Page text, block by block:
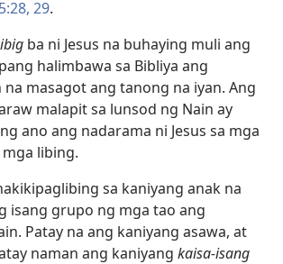
29.
ibig ba ni Jesus na buhaying muli ang
halimbawa sa Bibliya ang
masagot ang tanong na iyan. Ang
malapit sa lunsod ng Nain ay
ano ang nadarama ni Jesus sa mga
libing.
sa kaniyang anak na
isang grupo ng mga tao ang
Patay na ang kaniyang asawa, at
naman ang kaniyang kaisa-isang